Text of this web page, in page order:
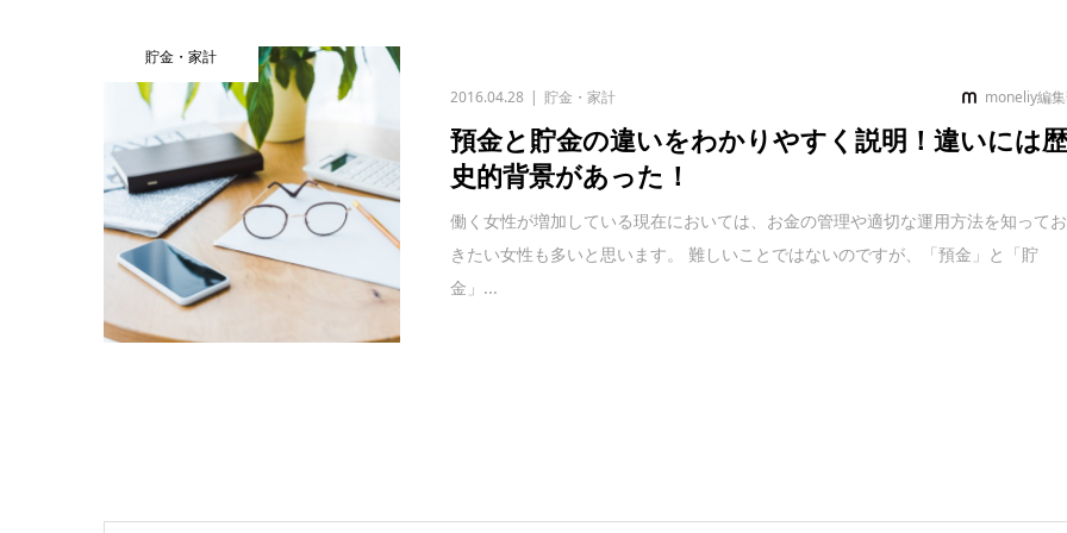
貯金・家計
2016.04.28 貯金・家計 moneliy編
預金と貯金の違いをわかりやすく説明！違いには
史的背景があった！
働く女性が増加している現在においては、お金の管理や適切な運用方法を知ってお
きたい女性も多いと思います。 難しいことではないのですが、「預金」と「貯
金」...